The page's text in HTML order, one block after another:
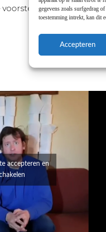
gegevens zoals surfgedrag
toestemming intrekt, kan dit
Accepteren
in het
accepteren en